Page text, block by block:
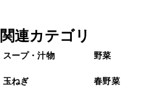
関連カテゴリ
スープ・汁物 野菜
玉ねぎ 春野菜